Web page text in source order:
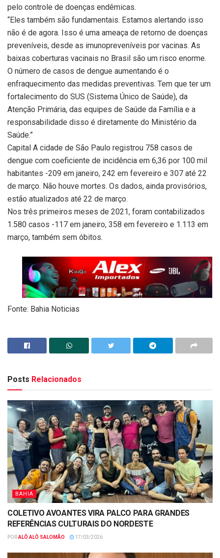
pelo controle de doenças endêmicas.
“Eles também são fundamentais. Estamos alertando isso
não é de agora. Isso é uma ameaça de retorno de doenças
preveníveis, desde as imunopreveníveis por vacinas. As
baixas coberturas vacinais no Brasil são um risco enorme.
O número de casos de dengue aumentando é o
enfraquecimento das medidas preventivas. Tem que ter um
fortalecimento do SUS (Sistema Único de Saúde), da
Atenção Primária, das equipes de Saúde da Família e a
responsabilidade disso é diretamente do Ministério da
Saúde.”
Capital A cidade de São Paulo registrou 758 casos de
dengue com coeficiente de incidência em 6,36 por 100 mil
habitantes -209 em janeiro, 242 em fevereiro e 307 até 22
de março. Não houve mortes. Os dados, ainda provisórios,
estão atualizados até 22 de março.
Nos três primeiros meses de 2021, foram contabilizados
1.580 casos -117 em janeiro, 358 em fevereiro e 1.113 em
março, também sem óbitos.
Fonte: Bahia Noticias
Posts Relacionados
BAHIA
COLETIVO AVOANTES VIRA PALCO PARA GRANDES
REFERÊNCIAS CULTURAIS DO NORDESTE
PORALÔ ALÔ SALOMÃO 17/03/2026